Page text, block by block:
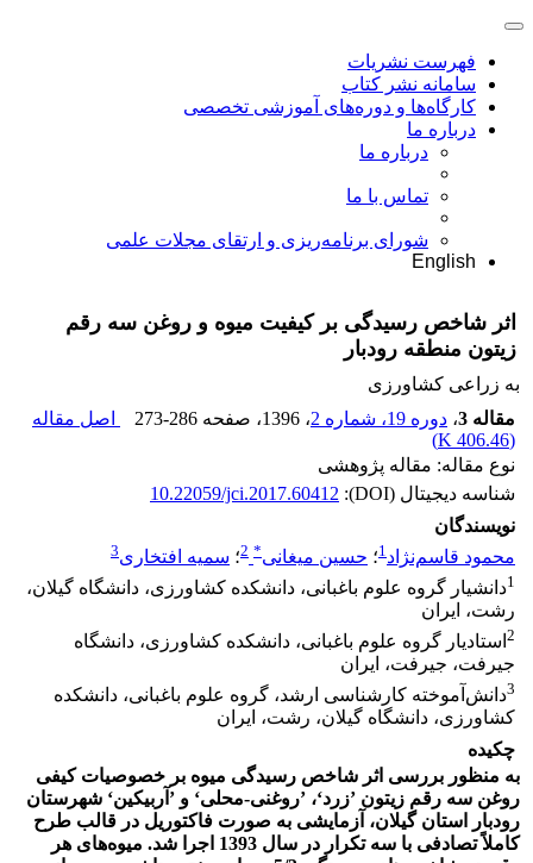
فهرست نشریات
سامانه نشر کتاب
کارگاه‌ها و دوره‌های آموزشی تخصصی
درباره ما
درباره ما
تماس با ما
شورای برنامه‌ریزی و ارتقای مجلات علمی
English
اثر شاخص رسیدگی بر کیفیت میوه و روغن سه رقم
زیتون منطقه رودبار
به زراعی کشاورزی
مقاله 3
، دوره 19، شماره 2 ، 1396 ، صفحه 273-286
اصل مقاله
(
406.46 K
)
نوع مقاله: مقاله پژوهشی
شناسه دیجیتال (DOI):
10.22059/jci.2017.60412
نویسندگان
محمود قاسم‌نژاد1؛ حسین میغانی*
2؛ سمیه افتخاری3
1دانشیار گروه علوم باغبانی، دانشکده کشاورزی، دانشگاه گیلان،
رشت، ایران
2 استادیار گروه علوم باغبانی، دانشکده کشاورزی، دانشگاه
جیرفت، جیرفت، ایران
3دانش‌آموخته کارشناسی ارشد، گروه علوم باغبانی، دانشکده
کشاورزی، دانشگاه گیلان، رشت، ایران
چکیده
به منظور بررسی اثر شاخص رسیدگی میوه بر خصوصیات کیفی
روغن سه رقم زیتون ’زرد‘، ’روغنی-محلی‘ و ’آربیکین‘ شهرستان
رودبار استان گیلان، آزمایشی به صورت فاکتوریل در قالب طرح
کاملاً تصادفی با سه تکرار در سال 1393 اجرا شد. میوه‌های هر